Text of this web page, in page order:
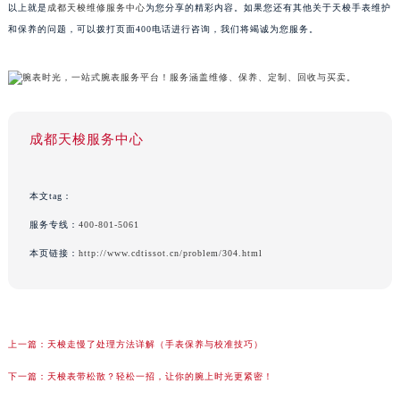
以上就是 成都天梭维修服务中心为您分享的精彩内容。如果您还有其他关于天梭手表维护
和保养的问题，可以拨打页面400电话进行咨询，我们将竭诚为您服务。
成都天梭服务中心
本文tag：
服务专线： 400-801-5061
本页链接： http://www.cdtissot.cn/problem/304.html
上一篇： 天梭走慢了处理方法详解（手表保养与校准技巧）
下一篇： 天梭表带松散？轻松一招，让你的腕上时光更紧密！